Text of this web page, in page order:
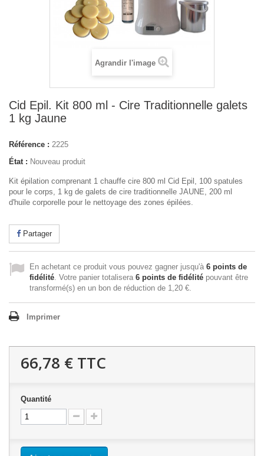
Agrandir l'image
Cid Epil. Kit 800 ml - Cire Traditionnelle galets
1 kg Jaune
Référence : 2225
État : Nouveau produit
Kit épilation comprenant 1 chauffe cire 800 ml Cid Epil, 100 spatules
pour le corps, 1 kg de galets de cire traditionnelle JAUNE, 200 ml
d'huile corporelle pour le nettoyage des zones épilées.
Partager
En achetant ce produit vous pouvez gagner jusqu'à 6 points de
fidélité. Votre panier totalisera 6 points de fidélité pouvant être
transformé(s) en un bon de réduction de 1,20 €.
Imprimer
66,78 € TTC
Quantité